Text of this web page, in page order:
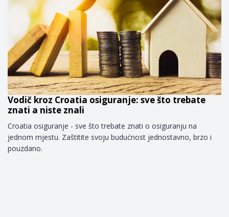
Vodič kroz Croatia osiguranje: sve što trebate
znati a niste znali
Croatia osiguranje - sve što trebate znati o osiguranju na
jednom mjestu. Zaštitite svoju budućnost jednostavno, brzo i
pouzdano.